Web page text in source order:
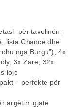
për tavolinën,
lista Chance dhe
nga Burgu”), 4x
3x Zare, 32x
loje
– perfekte për
argëtim gjatë